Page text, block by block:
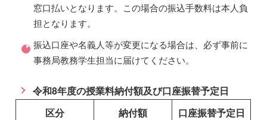
窓口払いとなります。この場合の振込手数料は本人負
担となります。
振込口座や名義人等が変更になる場合は、必ず事前に
事務局教務学生担当に届けてください。
令和8年度の授業料納付額及び口座振替予定日
区分
納付額 口座振替予定日